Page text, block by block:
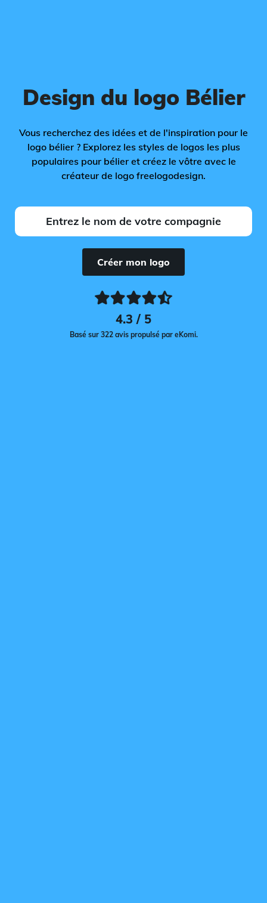
Design du logo Bélier
Vous recherchez des idées et de l'inspiration pour le
logo bélier ? Explorez les styles de logos les plus
populaires pour bélier et créez le vôtre avec le
créateur de logo freelogodesign.
Créer mon logo
4.3 / 5
Basé sur 322 avis propulsé par eKomi.